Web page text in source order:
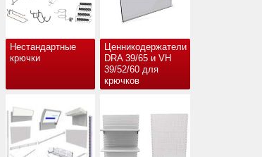
Нестандартные
крючки
Ценникодержатели
DRA 39/65 и VH
39/52/60 для
крючков